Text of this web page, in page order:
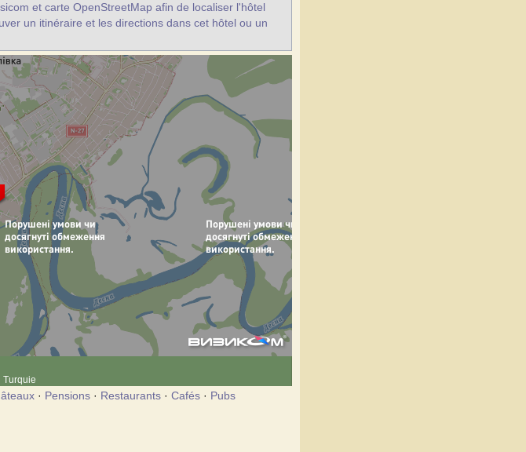
et carte OpenStreetMap afin de localiser l'hôtel
un itinéraire et les directions dans cet hôtel ou un
Turquie
· Pensions · Restaurants · Cafés · Pubs